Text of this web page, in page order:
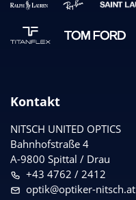
Kontakt
NITSCH UNITED OPTICS
Bahnhofstraße 4
A-9800 Spittal / Drau
+43 4762 / 2412
optik@optiker-nitsch.at